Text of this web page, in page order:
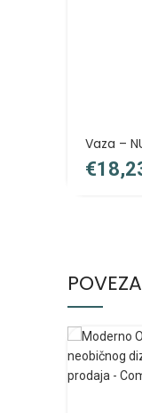
Vaza –
€